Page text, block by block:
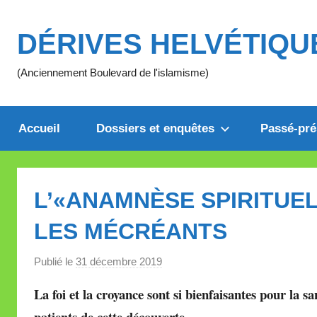
contenu
DÉRIVES
(Anciennement Boulevard de l'islamisme)
Accueil Dossiers et enquêtes Passé-
L’«ANAMNÈSE
LES MÉCRÉANTS
Publié le 31 décembre 2019
r
La foi et la croyance sont si bienfaisantes pour la